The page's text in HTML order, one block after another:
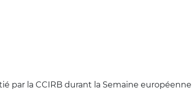
par la CCIRB durant la Semaine